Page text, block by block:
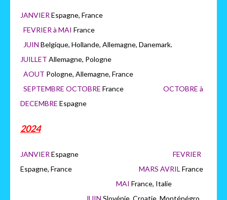
JANVIER Espagne, France
FEVRIER à MAI France
JUIN Belgique, Hollande, Allemagne, Danemark.
JUILLET Allemagne, Pologne
AOUT Pologne, Allemagne, France
SEPTEMBRE OCTOBRE France OCTOBRE à
DECEMBRE Espagne
2024
JANVIER Espagne FEVRIER
Espagne, France MARS AVRIL France
MAI France, Italie
JUIN Slovénie, Croatie, Monténégro,